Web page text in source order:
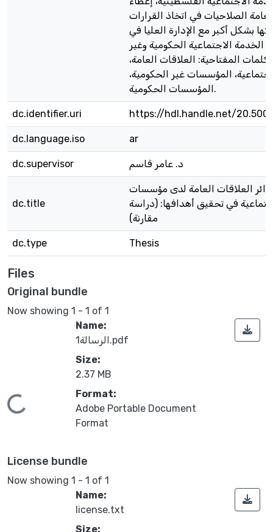
الصلاحيات في اتخاذ القرارات
بشكل أكبر مع الإدارة العليا في
الاجتماعية الحكومية وغير
المفتاحية: العلاقات العامة،
المؤسسات غير الحكومية،
المؤسسات الحكومية.
dc.identifier.uri https://hdl.handle.net/
dc.language.iso ar
dc.supervisor د. عامر قاسم
dc.title
العلاقات العامة لدى مؤسسات
في تحقيق أهدافها: (دراسة
مقارنة)
dc.type Thesis
Files
Original bundle
Now showing 1 - 1 of 1
Loading...
Name:
الرسالة1.pdf
Size:
2.37 MB
Format:
Adobe Portable Document
Format
License bundle
Now showing 1 - 1 of 1
Name:
license.txt
Size: